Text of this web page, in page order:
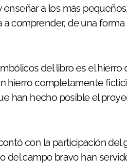
a los más
comprender, de una
del libro es el
hierro completamente
han hecho posible el
con la participación del
del campo bravo han